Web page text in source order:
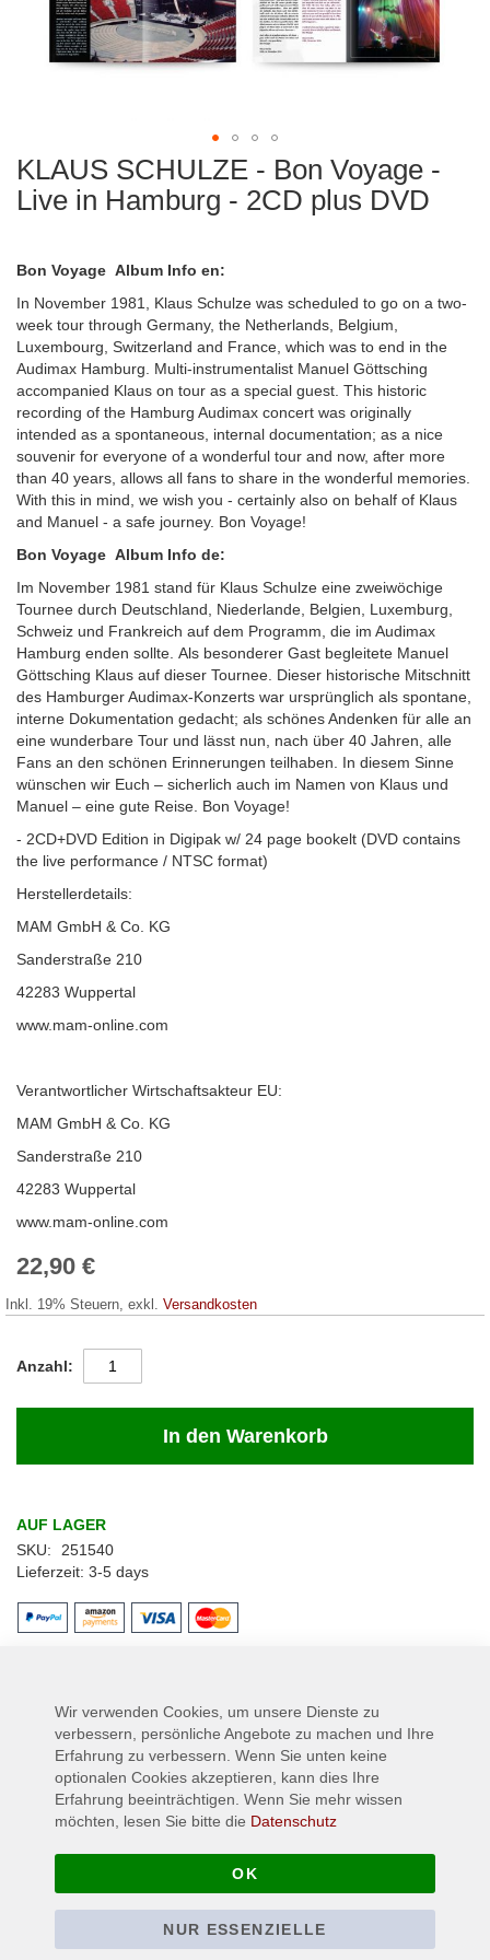
KLAUS SCHULZE - Bon Voyage -
Live in Hamburg - 2CD plus DVD
Bon Voyage Album Info en:
In November 1981, Klaus Schulze was scheduled to go on a two-
week tour through Germany, the Netherlands, Belgium,
Luxembourg, Switzerland and France, which was to end in the
Audimax Hamburg. Multi-instrumentalist Manuel Göttsching
accompanied Klaus on tour as a special guest. This historic
recording of the Hamburg Audimax concert was originally
intended as a spontaneous, internal documentation; as a nice
souvenir for everyone of a wonderful tour and now, after more
than 40 years, allows all fans to share in the wonderful memories.
With this in mind, we wish you - certainly also on behalf of Klaus
and Manuel - a safe journey. Bon Voyage!
Bon Voyage Album Info de:
Im November 1981 stand für Klaus Schulze eine zweiwöchige
Tournee durch Deutschland, Niederlande, Belgien, Luxemburg,
Schweiz und Frankreich auf dem Programm, die im Audimax
Hamburg enden sollte. Als besonderer Gast begleitete Manuel
Göttsching Klaus auf dieser Tournee. Dieser historische Mitschnitt
des Hamburger Audimax-Konzerts war ursprünglich als spontane,
interne Dokumentation gedacht; als schönes Andenken für alle an
eine wunderbare Tour und lässt nun, nach über 40 Jahren, alle
Fans an den schönen Erinnerungen teilhaben. In diesem Sinne
wünschen wir Euch – sicherlich auch im Namen von Klaus und
Manuel – eine gute Reise. Bon Voyage!
- 2CD+DVD Edition in Digipak w/ 24 page bookelt (DVD contains
the live performance / NTSC format)
Herstellerdetails:
MAM GmbH & Co. KG
Sanderstraße 210
42283 Wuppertal
www.mam-online.com
Verantwortlicher Wirtschaftsakteur EU:
MAM GmbH & Co. KG
Sanderstraße 210
42283 Wuppertal
www.mam-online.com
22,90 €
Inkl. 19% Steuern, exkl. Versandkosten
Anzahl
In den Warenkorb
AUF LAGER
SKU
251540
Lieferzeit 3-5 days
Zum
Anfang
der
CD Edition - Tracklist
1 The journey begins 04:46
2 Bon temple 30:06
4 Moulin Bleu 16:32
Wir verwenden Cookies, um unsere Dienste zu
verbessern, persönliche Angebote zu machen und Ihre
Erfahrung zu verbessern. Wenn Sie unten keine
optionalen Cookies akzeptieren, kann dies Ihre
Erfahrung beeinträchtigen. Wenn Sie mehr wissen
möchten, lesen Sie bitte die Datenschutz
OK
NUR ESSENZIELLE